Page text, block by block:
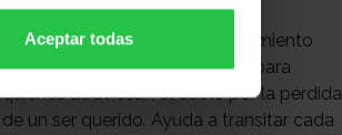
Aceptar todas
Este recurso ofrece acompañamiento
cercano y orientación práctica para
quienes atraviesan el duelo por la pérdida
de un ser querido. Ayuda a transitar cada